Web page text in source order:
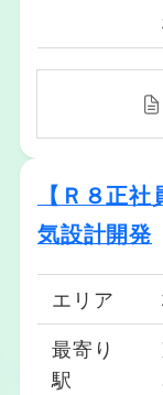
【Ｒ８正
気設計開発
エリア
最寄り
駅